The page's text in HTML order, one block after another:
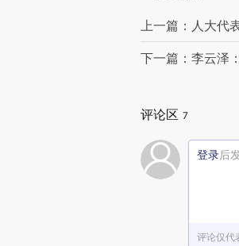
上一篇：人大代
下一篇：李云泽
评论区 7
登录后
评论仅代